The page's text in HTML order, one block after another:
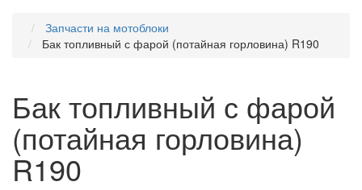
Запчасти на мотоблоки
Бак топливный с фарой (потайная горловина) R190
Бак топливный с фарой
(потайная горловина)
R190